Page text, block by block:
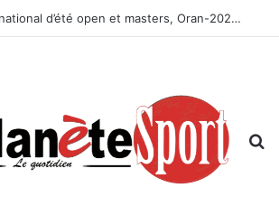
Championnat national d’été open et masters, Oran-2026 — Le CRB s’adjuge le titre